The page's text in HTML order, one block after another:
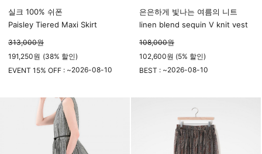
실크 100% 쉬폰
Paisley Tiered Maxi Skirt
313,000원
191,250원 (38% 할인)
EVENT 15% OFF : ~2026-08-10
은은하게 빛나는 여름의 니트
linen blend sequin V knit vest
108,000원
102,600원 (5% 할인)
BEST : ~2026-08-10